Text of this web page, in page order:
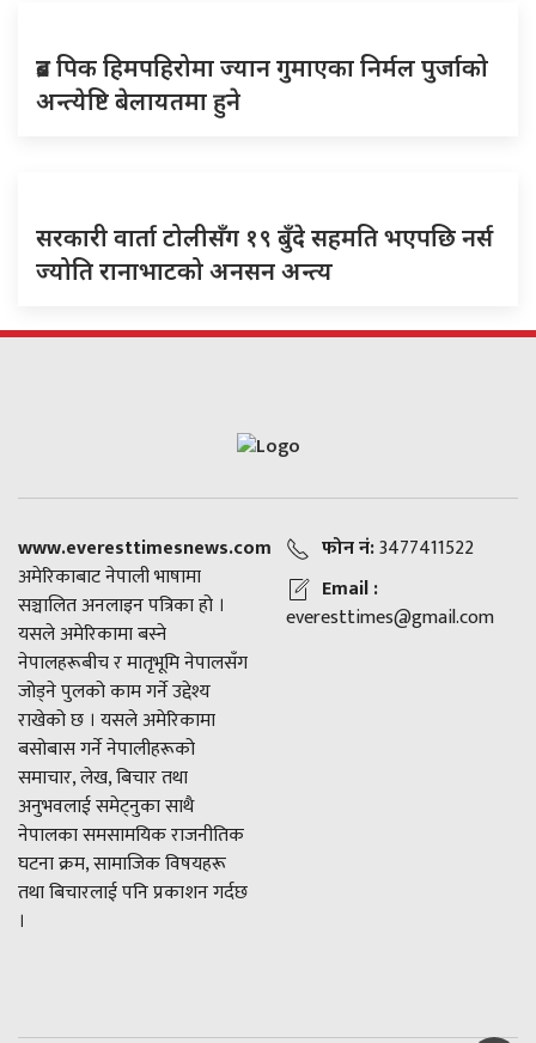
ब्रड पिक हिमपहिरोमा ज्यान गुमाएका निर्मल पुर्जाको
अन्त्येष्टि बेलायतमा हुने
सरकारी वार्ता टोलीसँग १९ बुँदे सहमति भएपछि नर्स
ज्योति रानाभाटको अनसन अन्त्य
www.everesttimesnews.com
अमेरिकाबाट नेपाली भाषामा
सञ्चालित अनलाइन पत्रिका हो ।
यसले अमेरिकामा बस्ने
नेपालहरूबीच र मातृभूमि नेपालसँग
जोड्ने पुलको काम गर्ने उद्देश्य
राखेको छ । यसले अमेरिकामा
बसोबास गर्ने नेपालीहरूको
समाचार, लेख, बिचार तथा
अनुभवलाई समेट्नुका साथै
नेपालका समसामयिक राजनीतिक
घटना क्रम, सामाजिक विषयहरू
तथा बिचारलाई पनि प्रकाशन गर्दछ
।
फोन नं:3477411522
Email :
everesttimes@gmail.com